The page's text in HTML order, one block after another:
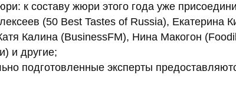
к составу жюри этого года уже
(50 Best Tastes of Russia), Екатерина
Калина (BusinessFM), Нина Макогон
и другие;
подготовленные эксперты